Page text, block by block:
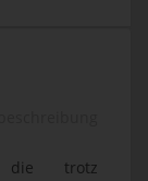
die trotz